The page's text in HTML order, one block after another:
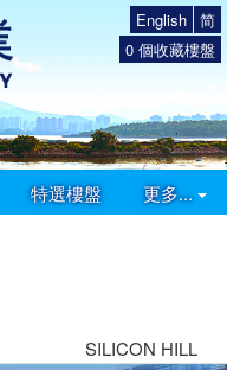
简
English
0 個收藏樓盤
特選樓盤 更多...
SILICON HILL